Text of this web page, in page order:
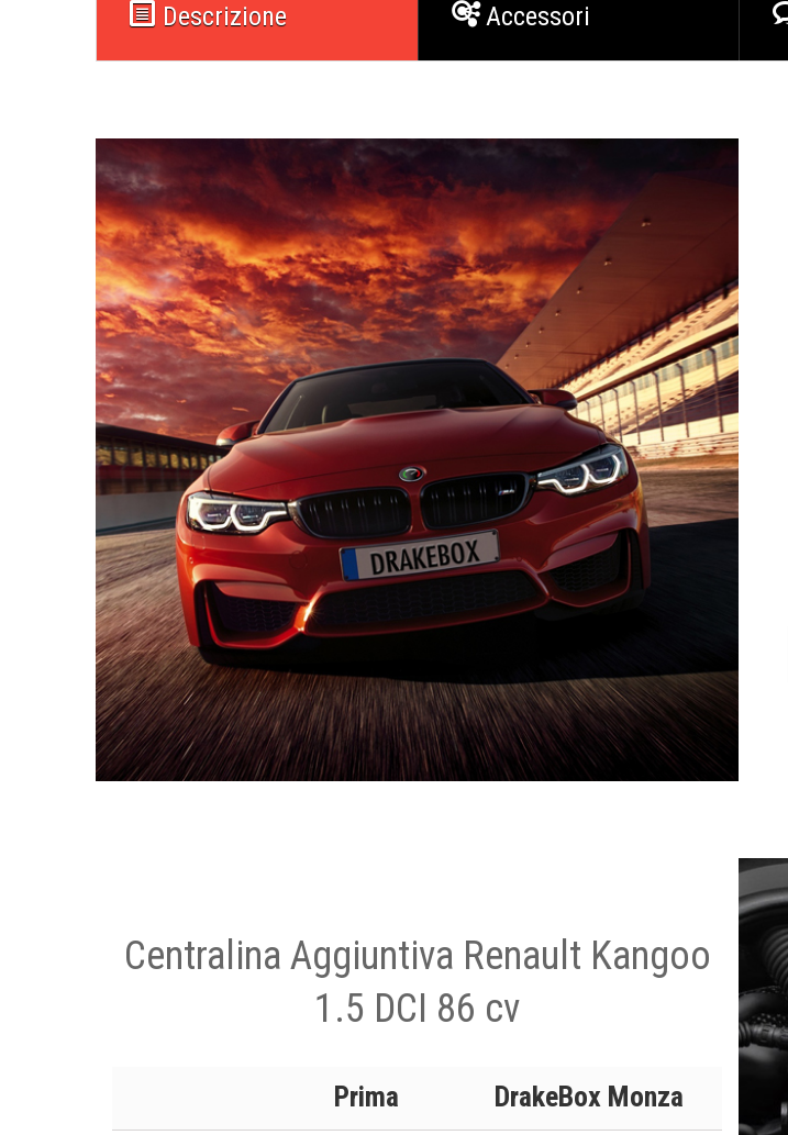
Descrizione Accessori
Centralina Aggiuntiva Renault Kangoo
1.5 DCI 86 cv
Prima
DrakeBox Monza